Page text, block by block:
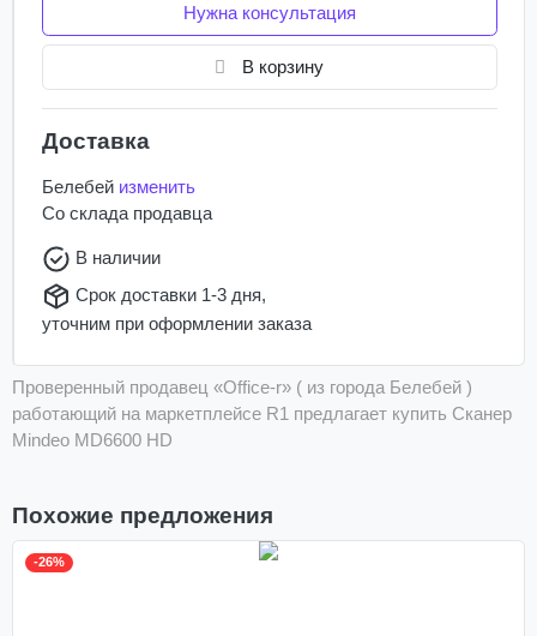
Нужна консультация
В корзину
Доставка
Белебей изменить
Со склада продавца
В наличии
Срок доставки 1-3 дня,
уточним при оформлении заказа
Проверенный продавец «Office-r» ( из города Белебей )
работающий на маркетплейсе R1 предлагает купить Сканер
Mindeo MD6600 HD
Похожие предложения
-26%